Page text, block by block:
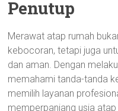
Penutup
Merawat atap rumah
kebocoran, tetapi juga
dan aman. Dengan
memahami tanda-tanda
memilih layanan
memperpanjang usia